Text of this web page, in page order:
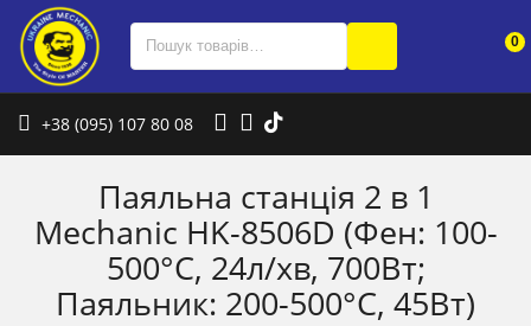
0
+38 (095) 107 80 08
Паяльна станція 2 в 1
Mechanic HK-8506D (Фен: 100-
500°C, 24л/хв, 700Вт;
Паяльник: 200-500°C, 45Вт)